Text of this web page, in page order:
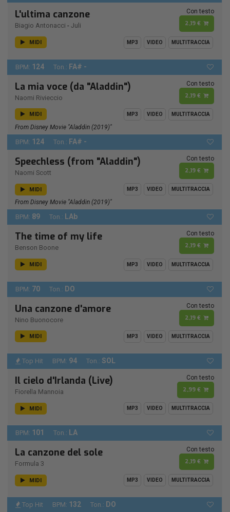
L'ultima canzone
Biagio Antonacci - Juli
Con testo
2,19 €
MIDI MP3 VIDEO MULTITRACCIA
BPM: 124 Ton.: FA# -
La mia voce (da "Aladdin")
Naomi Rivieccio
Con testo
2,19 €
MIDI MP3 VIDEO MULTITRACCIA
From Disney Movie "Aladdin (2019)"
BPM: 124 Ton.: FA# -
Speechless (from "Aladdin")
Naomi Scott
Con testo
2,19 €
MIDI MP3 VIDEO MULTITRACCIA
From Disney Movie "Aladdin (2019)"
BPM: 89 Ton.: LAb
The time of my life
Benson Boone
Con testo
2,19 €
MIDI MP3 VIDEO MULTITRACCIA
BPM: 70 Ton.: DO
Una canzone d'amore
Nino Buonocore
Con testo
2,19 €
MIDI MP3 VIDEO MULTITRACCIA
Top Hit BPM: 94 Ton.: SOL
Il cielo d'Irlanda (Live)
Fiorella Mannoia
Con testo
2,99 €
MIDI MP3 VIDEO MULTITRACCIA
BPM: 101 Ton.: LA
La canzone del sole
Formula 3
Con testo
2,19 €
MIDI MP3 VIDEO MULTITRACCIA
Top Hit BPM: 132 Ton.: DO